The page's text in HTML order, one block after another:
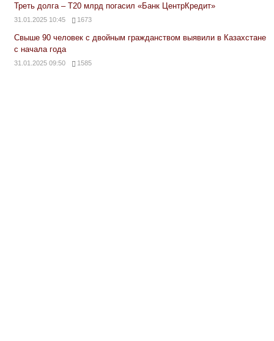
Треть долга – Т20 млрд погасил «Банк ЦентрКредит»
31.01.2025 10:45 1673
Свыше 90 человек с двойным гражданством выявили в Казахстане
с начала года
31.01.2025 09:50 1585